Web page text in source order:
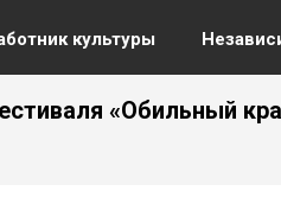
культуры
«Обильный